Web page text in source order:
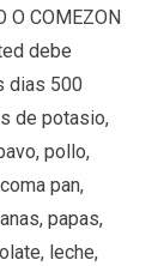
O COMEZON
debe
dias 500
de potasio,
pollo,
pan,
papas,
leche,